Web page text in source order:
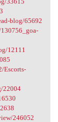
blog/65692
12111
Escorts-
22004
246052